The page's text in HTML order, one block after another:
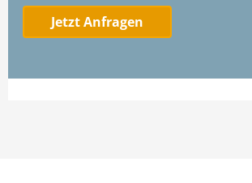
Jetzt Anfragen